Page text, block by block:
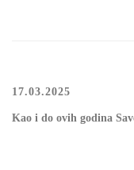
17.03.2025
Kао i dо оvih gоdinа